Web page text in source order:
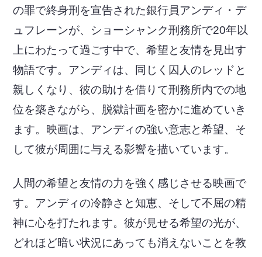
の罪で終身刑を宣告された銀行員アンディ・デ
ュフレーンが、ショーシャンク刑務所で20年以
上にわたって過ごす中で、希望と友情を見出す
物語です。アンディは、同じく囚人のレッドと
親しくなり、彼の助けを借りて刑務所内での地
位を築きながら、脱獄計画を密かに進めていき
ます。映画は、アンディの強い意志と希望、そ
して彼が周囲に与える影響を描いています。
人間の希望と友情の力を強く感じさせる映画で
す。アンディの冷静さと知恵、そして不屈の精
神に心を打たれます。彼が見せる希望の光が、
どれほど暗い状況にあっても消えないことを教